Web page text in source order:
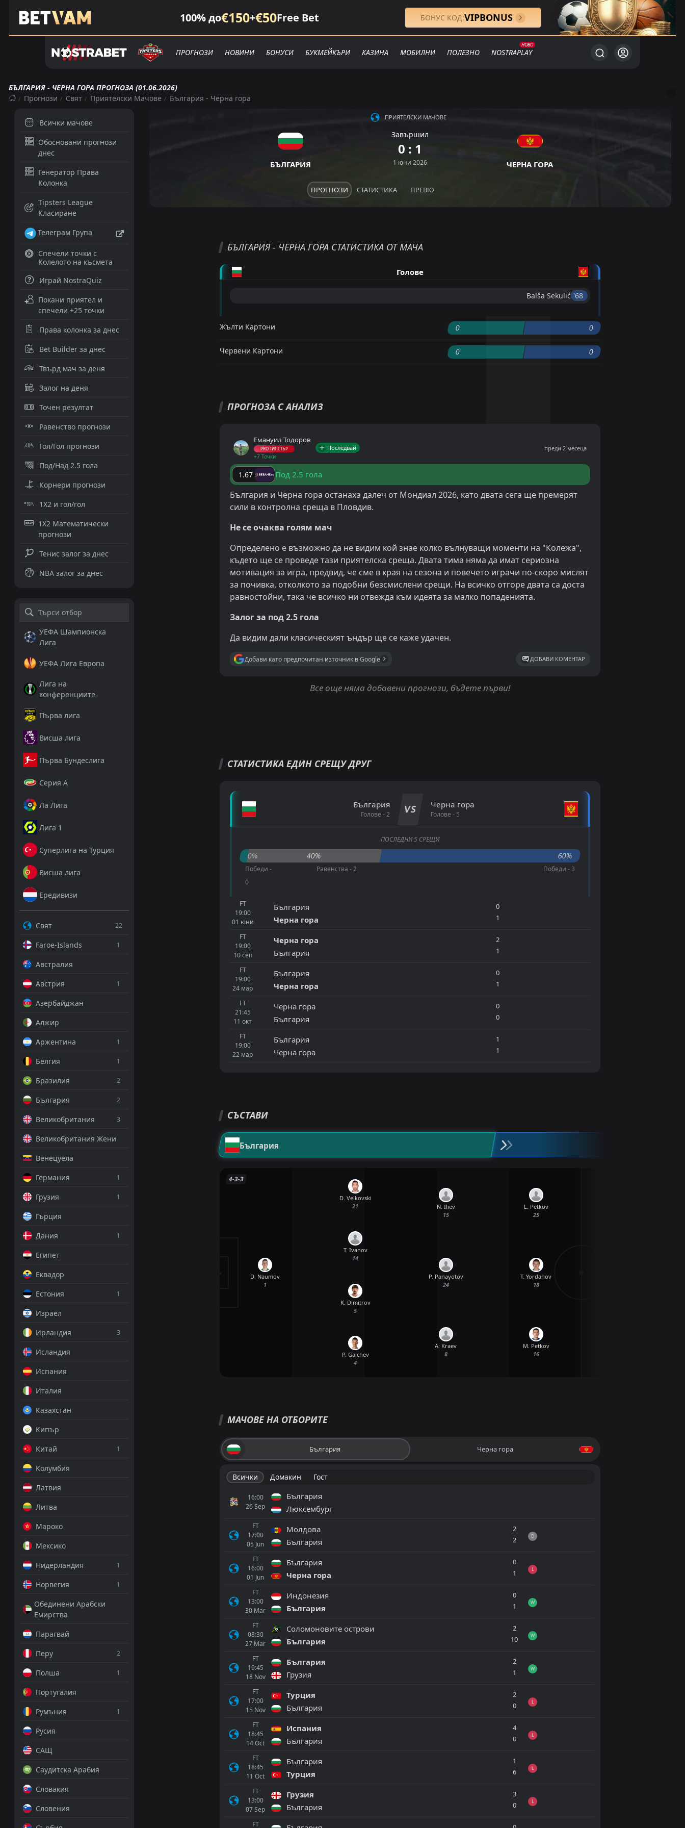
100% до€150+€50Free Bet БОНУС КОД:VIPBONUS
ПРОГНОЗИ НОВИНИ БОНУСИ БУКМЕЙКЪРИ КАЗИНА МОБИЛНИ ПОЛЕЗНО NOSTRAPLAY
БЪЛГАРИЯ - ЧЕРНА ГОРА ПРОГНОЗА (01.06.2026)
Прогнози
Свят Приятелски Мачове България - Черна гора
Всички мачове
Обосновани прогнози
днес
Генератор Права
Колонка
Tipsters League
Класиране
Телеграм Група
Спечели точки с
Колелото на късмета
Играй NostraQuiz
Покани приятел и
спечели +25 точки
Права колонка за днес
Bet Builder за днес
Твърд мач за деня
Залог на деня
Точен резултат
Равенство прогнози
Гол/Гол прогнози
Под/Над 2.5 гола
Корнери прогнози
1X2 и гол/гол
1X2 Математически
прогнози
Тенис залог за днес
NBA залог за днес
УЕФА Шампионска
Лига
УЕФА Лига Европа
Лига на
конференциите
Първа лига
Висша лига
Първа Бундеслига
Серия А
Ла Лига
Лига 1
Суперлига на Турция
Висша лига
Ередивизи
Свят 22
Faroe-Islands 1
Австралия
Австрия
1
Азербайджан
Алжир
Аржентина
1
Белгия 1
Бразилия 2
България 2
Великобритания 3
Великобритания Жени
Венецуела
Германия
1
Грузия 1
Гърция
Дания
1
Египет
Еквадор
Естония
1
Израел
Ирландия
3
Исландия
Испания
Италия
Казахстан
Кипър
Китай
1
Колумбия
Латвия
Литва
Мароко
Мексико
Нидерландия
1
Норвегия 1
Обединени Арабски
Емирства
Парагвай
Перу
2
Полша 1
Португалия
Румъния
1
Русия
САЩ
Саудитска Арабия
Словакия
Словения
ПРИЯТЕЛСКИ МАЧОВЕ
БЪЛГАРИЯ
Завършил
0 : 1
1 юни 2026 ЧЕРНА ГОРА
ПРОГНОЗИ СТАТИСТИКА ПРЕВЮ
БЪЛГАРИЯ - ЧЕРНА ГОРА СТАТИСТИКА ОТ МАЧА
Голове
Balša Sekulić '68 ︎
Жълти Картони 0 0
Червени Картони 0 0
ПРОГНОЗА С АНАЛИЗ
Емануил Тодоров
PRO ТИПСТЪР
+7 Точки
Последвай преди 2 месеца
1.67 Под 2.5 гола
България и Черна гора останаха далеч от Мондиал 2026, като двата сега ще премерят
сили в контролна среща в Пловдив.
Не се очаква голям мач
Определено е възможно да не видим кой знае колко вълнуващи моменти на "Колежа",
където ще се проведе тази приятелска среща. Двата тима няма да имат сериозна
мотивация за игра, предвид, че сме в края на сезона и повечето играчи по-скоро мислят
за почивка, отколкото за подобни безсмислени срещи. На всичко отгоре двата са доста
равностойни, така че всичко ни отвежда към идеята за малко попаденията.
Залог за под 2.5 гола
Да видим дали класическият ъндър ще се каже удачен.
Добави като предпочитан източник в Google ДОБАВИ КОМЕНТАР
Все още няма добавени прогнози, бъдете първи!
СТАТИСТИКА ЕДИН СРЕЩУ ДРУГ
България
Голове - 2 VS Черна гора
Голове - 5
ПОСЛЕДНИ 5 СРЕЩИ
0% 40% 60%
Победи -
0
Равенства - 2 Победи - 3
FT
19:00
01 юни
България
Черна гора
0
1
FT
19:00
10сеп
Черна гора
България
2
1
FT
19:00
24 мар
България
Черна гора
0
1
FT
21:45
11 окт
Черна гора
България
0
0
FT
19:00
22 мар
България
Черна гора
1
1
СЪСТАВИ
България
4-3-3
D. Naumov
1
P. Galchev
4
K. Dimitrov
5
T. Ivanov
14
D. Velkovski
21
A. Kraev
8
P. Panayotov
24
N. Iliev
15
M. Petkov
16
T. Yordanov
18
L. Petkov
25
МАЧОВЕ НА ОТБОРИТЕ
България Черна гора
Всички Домакин Гост
16:00
26Sep
България
Люксембург
FT
17:00
05 Jun
Молдова
България
2
2
D
FT
16:00
01 Jun
България
Черна гора
0
1
L
FT
13:00
30 Mar
Индонезия
България
0
1
W
FT
08:30
27 Mar
Соломоновите острови
България
2
10
W
FT
19:45
18 Nov
България
Грузия
2
1
W
FT
17:00
15 Nov
Турция
България
2
0
L
FT
18:45
14Oct
Испания
България
4
0
L
FT
18:45
11 Oct
България
Турция
1
6
L
FT
13:00
07Sep
Грузия
България
3
0
L
FT